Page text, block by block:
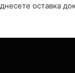
оставка